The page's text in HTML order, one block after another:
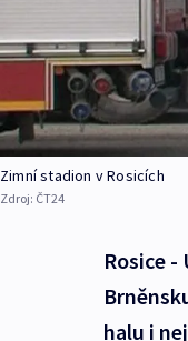
Zimní stadion v Rosicích
Zdroj: ČT24
Rosice
halu i